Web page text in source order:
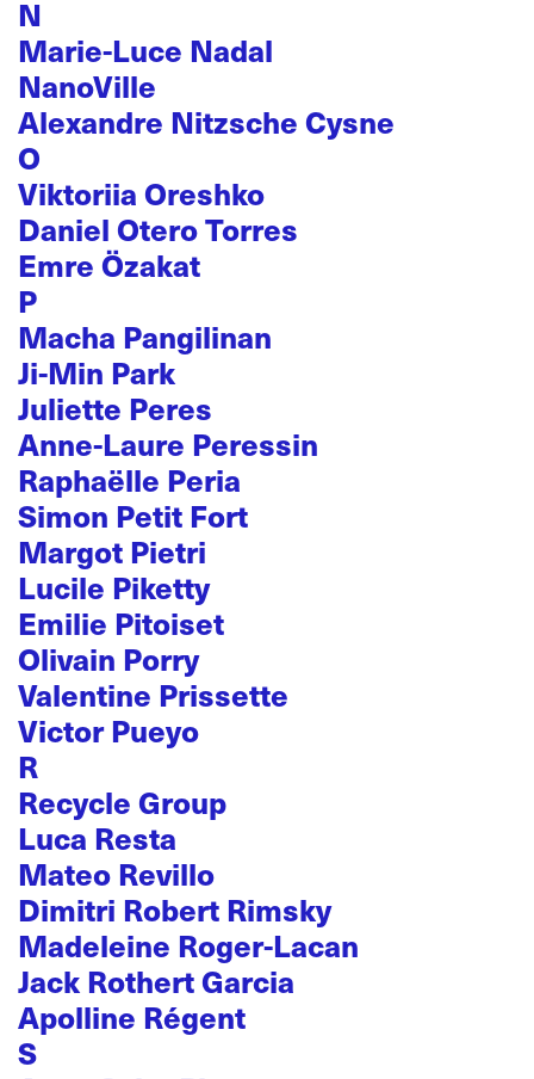
N
Marie-Luce Nadal
NanoVille
Alexandre Nitzsche Cysne
O
Viktoriia Oreshko
Daniel Otero Torres
Emre Özakat
P
Macha Pangilinan
Ji-Min Park
Juliette Peres
Anne-Laure Peressin
Raphaëlle Peria
Simon Petit Fort
Margot Pietri
Lucile Piketty
Emilie Pitoiset
Olivain Porry
Valentine Prissette
Victor Pueyo
R
Recycle Group
Luca Resta
Mateo Revillo
Dimitri Robert Rimsky
Madeleine Roger-Lacan
Jack Rothert Garcia
Apolline Régent
S